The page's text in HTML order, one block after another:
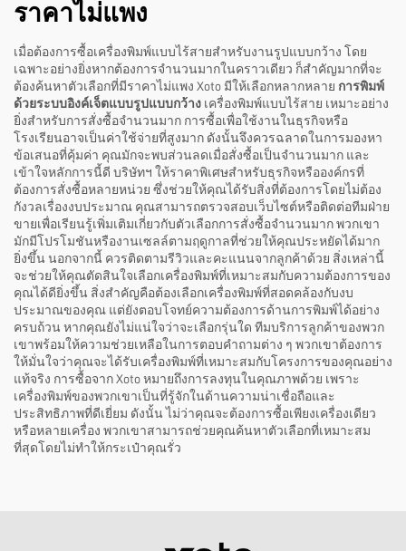
ราคาไม่แพง
เมื่อต้องการซื้อเครื่องพิมพ์แบบไร้สายสำหรับงานรูปแบบกว้าง โดย
เฉพาะอย่างยิ่งหากต้องการจำนวนมากในคราวเดียว ก็สำคัญมากที่จะ
ต้องค้นหาตัวเลือกที่มีราคาไม่แพง Xoto มีให้เลือกหลากหลาย การพิมพ์
ด้วยระบบอิงค์เจ็ตแบบรูปแบบกว้าง เครื่องพิมพ์แบบไร้สาย เหมาะอย่าง
ยิ่งสำหรับการสั่งซื้อจำนวนมาก การซื้อเพื่อใช้งานในธุรกิจหรือ
โรงเรียนอาจเป็นค่าใช้จ่ายที่สูงมาก ดังนั้นจึงควรฉลาดในการมองหา
ข้อเสนอที่คุ้มค่า คุณมักจะพบส่วนลดเมื่อสั่งซื้อเป็นจำนวนมาก และ
เข้าใจหลักการนี้ดี บริษัทฯ ให้ราคาพิเศษสำหรับธุรกิจหรือองค์กรที่
ต้องการสั่งซื้อหลายหน่วย ซึ่งช่วยให้คุณได้รับสิ่งที่ต้องการโดยไม่ต้อง
กังวลเรื่องงบประมาณ คุณสามารถตรวจสอบเว็บไซต์หรือติดต่อทีมฝ่าย
ขายเพื่อเรียนรู้เพิ่มเติมเกี่ยวกับตัวเลือกการสั่งซื้อจำนวนมาก พวกเขา
มักมีโปรโมชันหรืองานเซลล์ตามฤดูกาลที่ช่วยให้คุณประหยัดได้มาก
ยิ่งขึ้น นอกจากนี้ ควรติดตามรีวิวและคะแนนจากลูกค้าด้วย สิ่งเหล่านี้
จะช่วยให้คุณตัดสินใจเลือกเครื่องพิมพ์ที่เหมาะสมกับความต้องการของ
คุณได้ดียิ่งขึ้น สิ่งสำคัญคือต้องเลือกเครื่องพิมพ์ที่สอดคล้องกับงบ
ประมาณของคุณ แต่ยังตอบโจทย์ความต้องการด้านการพิมพ์ได้อย่าง
ครบถ้วน หากคุณยังไม่แน่ใจว่าจะเลือกรุ่นใด ทีมบริการลูกค้าของพวก
เขาพร้อมให้ความช่วยเหลือในการตอบคำถามต่าง ๆ พวกเขาต้องการ
ให้มั่นใจว่าคุณจะได้รับเครื่องพิมพ์ที่เหมาะสมกับโครงการของคุณอย่าง
แท้จริง การซื้อจาก Xoto หมายถึงการลงทุนในคุณภาพด้วย เพราะ
เครื่องพิมพ์ของพวกเขาเป็นที่รู้จักในด้านความน่าเชื่อถือและ
ประสิทธิภาพที่ดีเยี่ยม ดังนั้น ไม่ว่าคุณจะต้องการซื้อเพียงเครื่องเดียว
หรือหลายเครื่อง พวกเขาสามารถช่วยคุณค้นหาตัวเลือกที่เหมาะสม
ที่สุดโดยไม่ทำให้กระเป๋าคุณรั่ว